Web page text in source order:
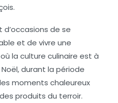
de se
et de vivre une
la culture culinaire est à
Noël, durant la période
moments chaleureux
produits du terroir.